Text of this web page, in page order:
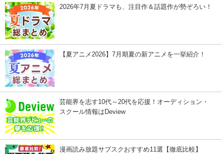
2026年7月夏ドラマも、注目作＆話題作が勢ぞろい！
【夏アニメ2026】7月期夏の新アニメを一挙紹介！
芸能界を志す10代～20代を応援！オーディション・
スクール情報はDeview
漫画読み放題サブスクおすすめ11選【徹底比較】